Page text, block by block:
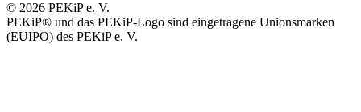
© 2026 PEKiP e. V.
PEKiP® und das PEKiP-Logo sind eingetragene Unionsmarken
(EUIPO) des PEKiP e. V.